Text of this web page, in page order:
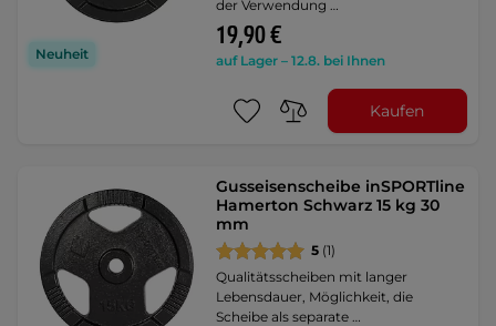
Neuheit
der Verwendung …
19,90 €
auf Lager – 12.8. bei Ihnen
Kaufen
Gusseisenscheibe inSPORTline
Hamerton Schwarz 15 kg 30
mm
5 (1)
Qualitätsscheiben mit langer
Lebensdauer, Möglichkeit, die
Scheibe als separate …